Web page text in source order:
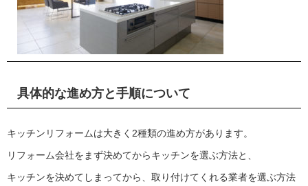
具体的な進め方と手順について
キッチンリフォームは大きく2種類の進め方があります。
リフォーム会社をまず決めてからキッチンを選ぶ方法と、
キッチンを決めてしまってから、取り付けてくれる業者を選ぶ方法